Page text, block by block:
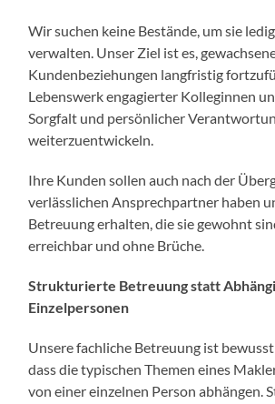
Wir suchen keine Bestände, um sie
verwalten. Unser Ziel ist es,
Kundenbeziehungen langfristig
Lebenswerk engagierter Kolleginnen
Sorgfalt und persönlicher
weiterzuentwickeln.
Ihre Kunden sollen auch nach der
verlässlichen Ansprechpartner haben
Betreuung erhalten, die sie gewohnt
erreichbar und ohne Brüche.
Strukturierte Betreuung statt
Einzelpersonen
Unsere fachliche Betreuung ist
dass die typischen Themen eines
von einer einzelnen Person abhängen.